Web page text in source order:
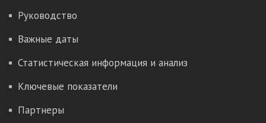
Руководство
Важные даты
Статистическая информация и анализ
Ключевые показатели
Партнеры